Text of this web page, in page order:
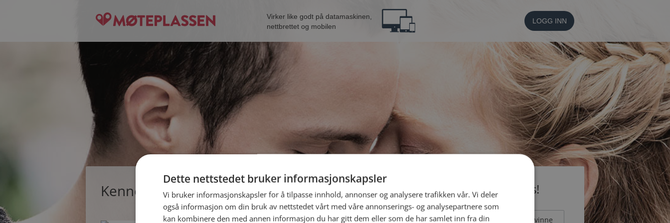
Virker like godt på datamaskinen,
nettbrettet og mobilen
LOGG INN
Kennethkul, single mann fra Øygarden Bli medlem gratis!
Jeg er en: Mann Kvinne
Dette nettstedet bruker informasjonskapsler
Vi bruker informasjonskapsler for å tilpasse innhold, annonser og analysere trafikken vår. Vi deler
også informasjon om din bruk av nettstedet vårt med våre annonserings- og analysepartnere som
kan kombinere den med annen informasjon du har gitt dem eller som de har samlet inn fra din